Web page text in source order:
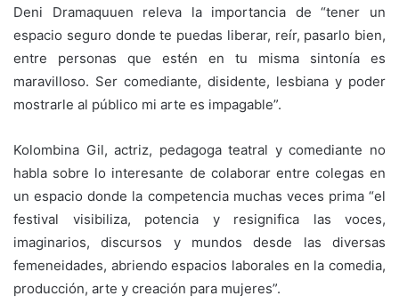
Deni Dramaquuen releva la importancia de “tener un
espacio seguro donde te puedas liberar, reír, pasarlo bien,
entre personas que estén en tu misma sintonía es
maravilloso. Ser comediante, disidente, lesbiana y poder
mostrarle al público mi arte es impagable”.
Kolombina Gil, actriz, pedagoga teatral y comediante no
habla sobre lo interesante de colaborar entre colegas en
un espacio donde la competencia muchas veces prima “el
festival visibiliza, potencia y resignifica las voces,
imaginarios, discursos y mundos desde las diversas
femeneidades, abriendo espacios laborales en la comedia,
producción, arte y creación para mujeres”.